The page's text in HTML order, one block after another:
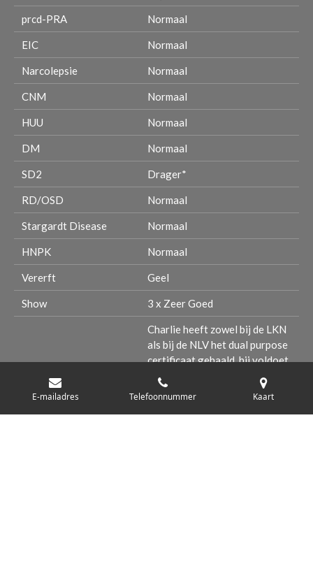
prcd-PRA Normaal
EIC Normaal
Narcolepsie Normaal
CNM Normaal
HUU Normaal
DM Normaal
SD2 Drager*
RD/OSD Normaal
Stargardt Disease Normaal
HNPK Normaal
Vererft Geel
Show 3 x Zeer Goed
Charlie heeft zowel bij de LKN
als bij de NLV het dual purpose
certificaat gehaald, hij voldoet
dus zowel aan de exterieur- als
aan de werk-eisen van beide
E-mailadres Telefoonnummer Kaart